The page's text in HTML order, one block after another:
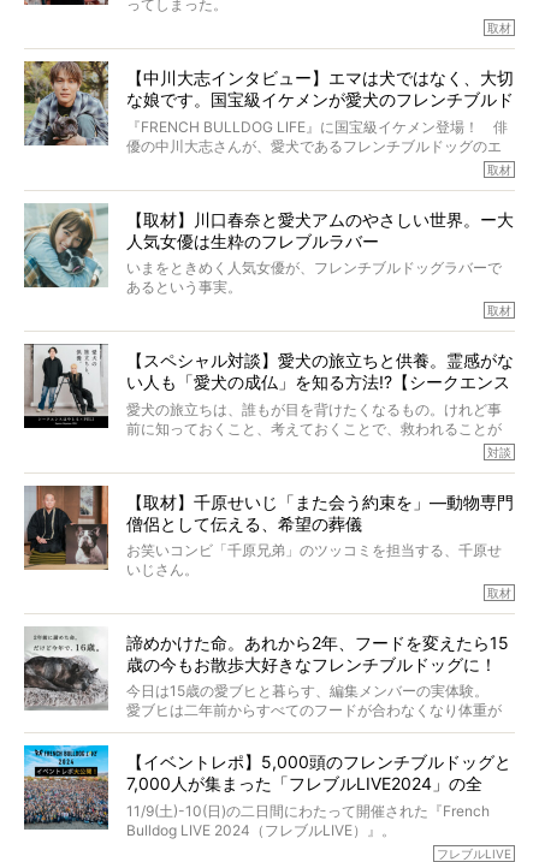
いいます。
この事実はフレンチブルドッグだけでなく、脳腫瘍と闘う
太郎のオーナーである佐藤さんご夫婦に、治療の選択やケ
アについて詳しくお話しをうかがいました。
ってしまった。
り添いたいと思う。
その悲しみをいますぐ解消することはできないが、話をき
いて、泣いたり笑ったりするのもいいだろう。
こんな子だった、こんなにいい子だった、ほんとうに愛し
ていたと。
ぼくらは上沼恵美子さんのご自宅へ伺って、お話をきこう
と思った。
取材
【中川大志インタビュー】エマは犬ではなく、大切
な娘です。国宝級イケメンが愛犬のフレンチブルド
ッグと一緒に登場
『FRENCH BULLDOG LIFE』に国宝級イケメン登場！ 俳
優の中川大志さんが、愛犬であるフレンチブルドッグのエ
マちゃん（2歳の女の子）にメロメロとの情報を聞きつけ、
カエピソードが次から次へと飛び出しました。
取材
【取材】川口春奈と愛犬アムのやさしい世界。ー大
人気女優は生粋のフレブルラバー
いまをときめく人気女優が、フレンチブルドッグラバーで
あるという事実。
とりを目の当たりにするほどに、そのフレンチブルドッグ
愛がわたしたちのそれとまったく同じであることに、なん
だかうれしくなってしまったのでした。
春奈さんとアムちゃんのすてきな暮らしを、BUHI編集長の
小西がいつくしみながら、切り取らせていただきます。
取材
【スペシャル対談】愛犬の旅立ちと供養。霊感がな
い人も「愛犬の成仏」を知る方法!?【シークエンス
はやとも×PELI】
愛犬の旅立ちは、誰もが目を背けたくなるもの。けれど事
前に知っておくこと、考えておくことで、救われることが
力をもつお笑い芸人「シークエンスはやとも」さんに、愛
犬の旅立ちや供養についてインタビュー。
インタビュアー兼対談相手は、大の犬好きで心霊分野の知
識にも長けているPELIさん。
「愛犬が旅立ったあと、ベッドやおもちゃはどうすればい
くれる？」
さらには、霊感がない人でも愛犬が成仏したことを知る方
法まで。
お笑い芸人だからこそ暗くなりすぎない、むしろ心がスッ
と軽くなる。
永久保存版のスペシャル対談です！
対談
【取材】千原せいじ「また会う約束を」―動物専門
僧侶として伝える、希望の葬儀
お笑いコンビ「千原兄弟」のツッコミを担当する、千原せ
いじさん。
た。
僧侶としての名は「靖賢（せいけん）」。
当時54歳という年齢にして、なぜ動物専門僧侶という道を
選んだのか。
また、愛犬の旅立ちとどのように向き合うべきなのか。
た。
取材
諦めかけた命。あれから2年、フードを変えたら15
歳の今もお散歩大好きなフレンチブルドッグに！
今日は15歳の愛ブヒと暮らす、編集メンバーの実体験。
愛ブヒは二年前からすべてのフードが合わなくなり体重が
激減。検査をしても異常はなく「年齢のせいですね…」と言
もう諦めるしかないのかな…そんなとき、我が家に届いたの
が「THE fu-do(ザ・フード)」の試食品でした。
そして「THE fu-do(ザ・フード)」を食べつづけて二年、愛
ブヒは15歳になり、今も元気にお散歩をしています。
今回は、二年前の絶望から今までを包み隠さず、時系列で
【イベントレポ】5,000頭のフレンチブルドッグと
7,000人が集まった「フレブルLIVE2024」の全
貌！
11/9(土)-10(日)の二日間にわたって開催された『French
Bulldog LIVE 2024（フレブルLIVE）』。
今年はのべ5,000頭のフレンチブルドッグと7,000人のフレ
フレブルLIVE